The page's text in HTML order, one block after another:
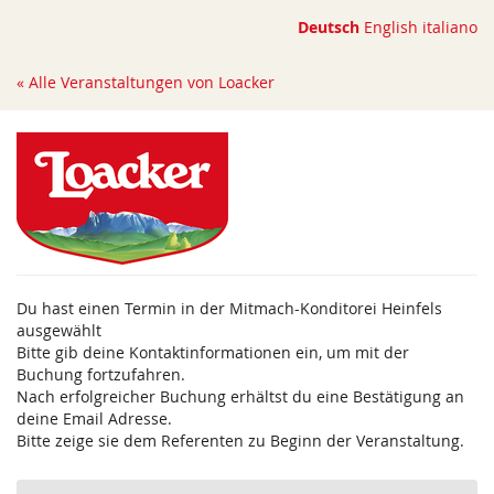
springen
Deutsch English italiano
« Alle Veranstaltungen von Loacker
Du hast einen Termin in der Mitmach-Konditorei Heinfels
ausgewählt
Bitte gib deine Kontaktinformationen ein, um mit der
Buchung fortzufahren.
Nach erfolgreicher Buchung erhältst du eine Bestätigung an
deine Email Adresse.
Bitte zeige sie dem Referenten zu Beginn der Veranstaltung.